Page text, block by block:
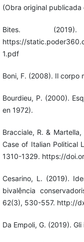
(Obra original publicada
Bites.
https://
1.pdf
Boni, F. (2008). Il corpo
Bourdieu, P. (2000).
en 1972).
Bracciale, R. &
Case of Italian Political
1310-1329. https://
Cesarino, L. (2019).
bivalência
62(3), 530-557. http://
Da Empoli, G. (2019).